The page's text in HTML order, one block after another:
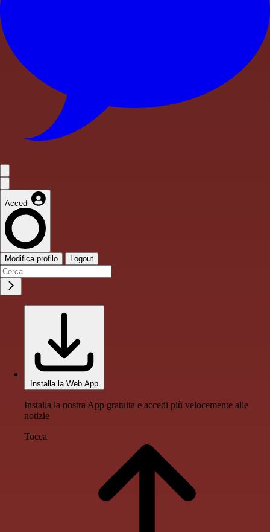
Accedi
Modifica profilo Logout
Installa la Web App
Installa la nostra App gratuita e accedi più velocemente alle
notizie
Tocca